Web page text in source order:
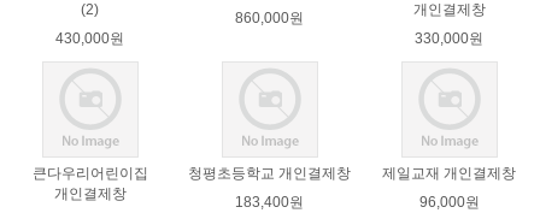
(2)
430,000원
860,000원
개인결제창
330,000원
큰다우리어린이집
개인결제창
청평초등학교 개인결제창
183,400원
제일교재 개인결제창
96,000원